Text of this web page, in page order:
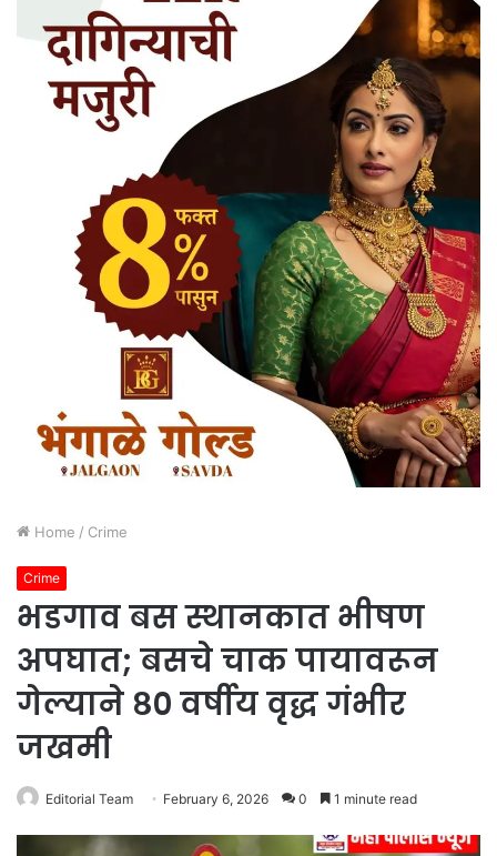
Home / Crime
Crime
भडगाव बस स्थानकात भीषण
अपघात; बसचे चाक पायावरून
गेल्याने ८० वर्षीय वृद्ध गंभीर
जखमी
Editorial Team February 6, 2026 0 1 minute read